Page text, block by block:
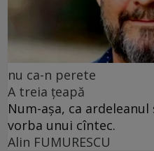
nu ca-n perete
A treia țeapă
Num-așa, ca
vorba unui cîntec.
Alin FUMURESCU